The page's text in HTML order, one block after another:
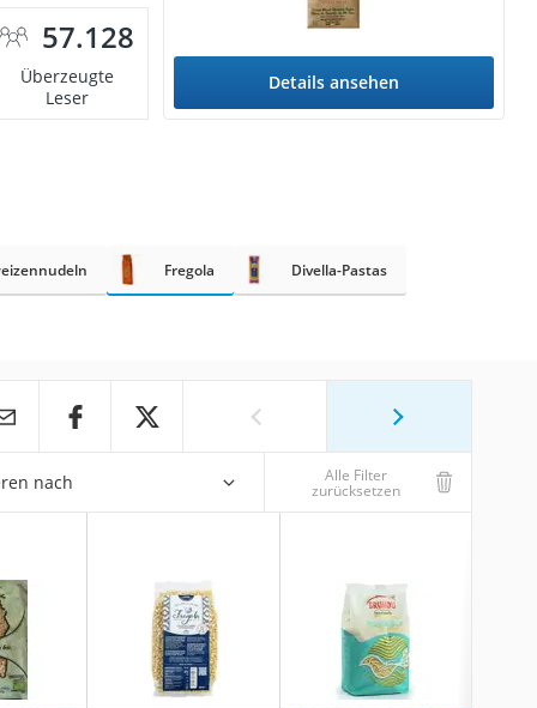
57.128
Überzeugte
Leser
Details ansehen
Fregola Divella-Pastas
nach Alle Filter
zurücksetzen